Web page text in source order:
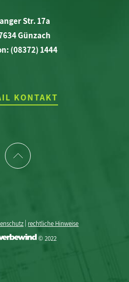
Str. 17a
Günzach
(08372) 1444
KONTAKT
rechtliche Hinweise
© 2022